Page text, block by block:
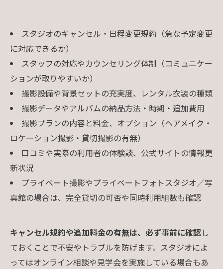
スタジオのキャンセル・日程変更規約（急な予定変更
に対応できるか）
スタッフの対応やカウンセリング体制（コミュニケー
ションが取りやすいか）
撮影設備や背景セットの充実度、レンタル衣装の種類
撮影データやアルバムの納品方法・時期・追加費用
撮影プランの内容と料金、オプション（ヘアメイク・
ロケーション撮影・貸切撮影の有無）
口コミや実際の利用者の体験談、公式サイトの情報更
新状況
プライベート撮影やプライベートフォトスタジオ／写
真館の場合は、完全貸切の可否や同時利用組数も確認
キャンセル規約や追加料金の有無は、必ず事前に確認し
ておくことで不安やトラブルを防げます。スタジオによ
ってはオンライン相談や見学会を実施している場合もあ